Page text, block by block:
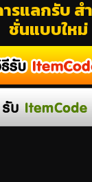
รแลกรับ ส
ชั่นแบบใหม่